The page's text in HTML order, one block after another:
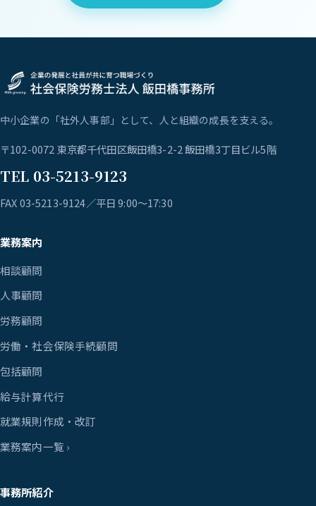
中小企業の「社外人事部」として、人と組織の成長を支える。
〒102-0072 東京都千代田区飯田橋3-2-2 飯田橋3丁目ビル5階
TEL 03-5213-9123
FAX 03-5213-9124／平日 9:00〜17:30
業務案内
相談顧問
人事顧問
労務顧問
労働・社会保険手続顧問
包括顧問
給与計算代行
就業規則作成・改訂
業務案内一覧 ›
事務所紹介